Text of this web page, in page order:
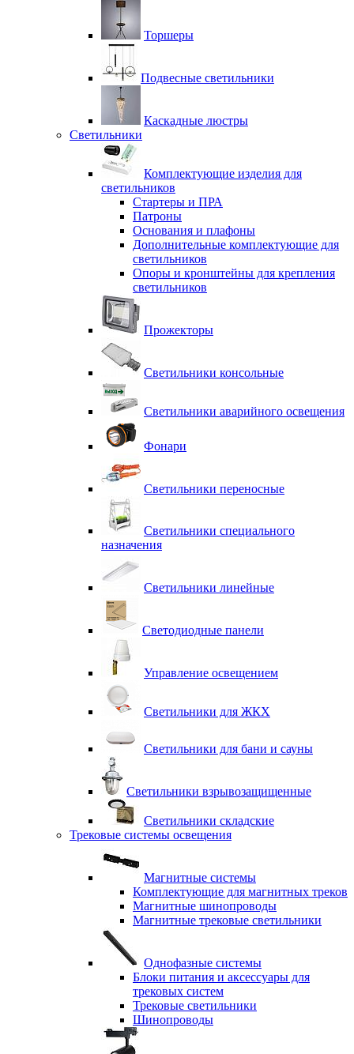
Торшеры
Подвесные светильники
Каскадные люстры
Светильники
Комплектующие изделия для
светильников
Стартеры и ПРА
Патроны
Основания и плафоны
Дополнительные комплектующие для
светильников
Опоры и кронштейны для крепления
светильников
Прожекторы
Светильники консольные
Светильники аварийного освещения
Фонари
Светильники переносные
Светильники специального
назначения
Светильники линейные
Светодиодные панели
Управление освещением
Светильники для ЖКХ
Светильники для бани и сауны
Светильники взрывозащищенные
Светильники складские
Трековые системы освещения
Магнитные системы
Комплектующие для магнитных треков
Магнитные шинопроводы
Магнитные трековые светильники
Однофазные системы
Блоки питания и аксессуары для
трековых систем
Трековые светильники
Шинопроводы